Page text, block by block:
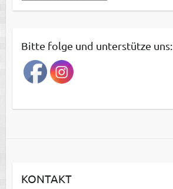
e
r
a
g
a
v
Bitte folge und unterstütze uns:
KONTAKT